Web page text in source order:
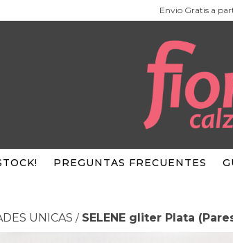
Envio Gratis a
PREGUNTAS FRECUENTES
UNICAS / SELENE gliter Plata